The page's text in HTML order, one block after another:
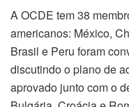
A OCDE tem 38
americanos: México,
Brasil e Peru foram
discutindo o plano de
aprovado junto com o